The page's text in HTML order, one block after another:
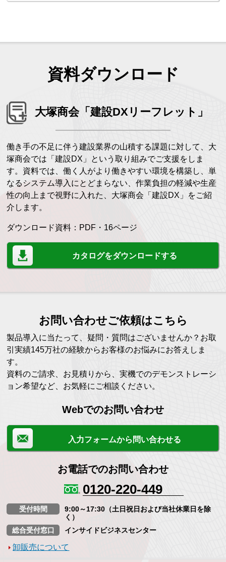
資料ダウンロード
大塚商会「建設DXリーフレット」
働き手の不足に伴う建設業界の山積する課題に対して、大
塚商会では「建設DX」という取り組みでご支援をしま
す。資料では、働く人がより働きやすい環境を構築し、単
なるシステム導入にとどまらない、作業負担の軽減や生産
性の向上まで視野に入れた、大塚商会「建設DX」をご紹
介します。
ダウンロード資料：PDF・16ページ
カタログをダウンロードする
お問い合わせご依頼はこちら
製品導入に当たって、疑問・質問はございませんか？お取
引実績145万社の経験からお客様のお悩みにお答えしま
す。
資料のご請求、お見積りから、実機でのデモンストレーシ
ョン希望など、お気軽にご相談ください。
Webでのお問い合わせ
入力フォームから問い合わせる
お電話でのお問い合わせ
0120-220-449
受付時間
9:00～17:30（土日祝日および当社休業日を除
く）
総合受付窓口
インサイドビジネスセンター
卸販売について